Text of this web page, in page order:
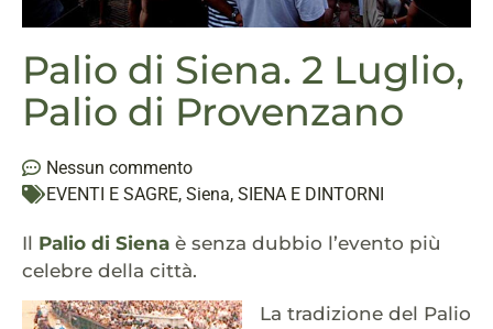
Palio di Siena. 2 Luglio,
Palio di Provenzano
Nessun commento
EVENTI E SAGRE, Siena, SIENA E DINTORNI
Il Palio di Siena è senza dubbio l’evento più
celebre della città.
La tradizione del Palio